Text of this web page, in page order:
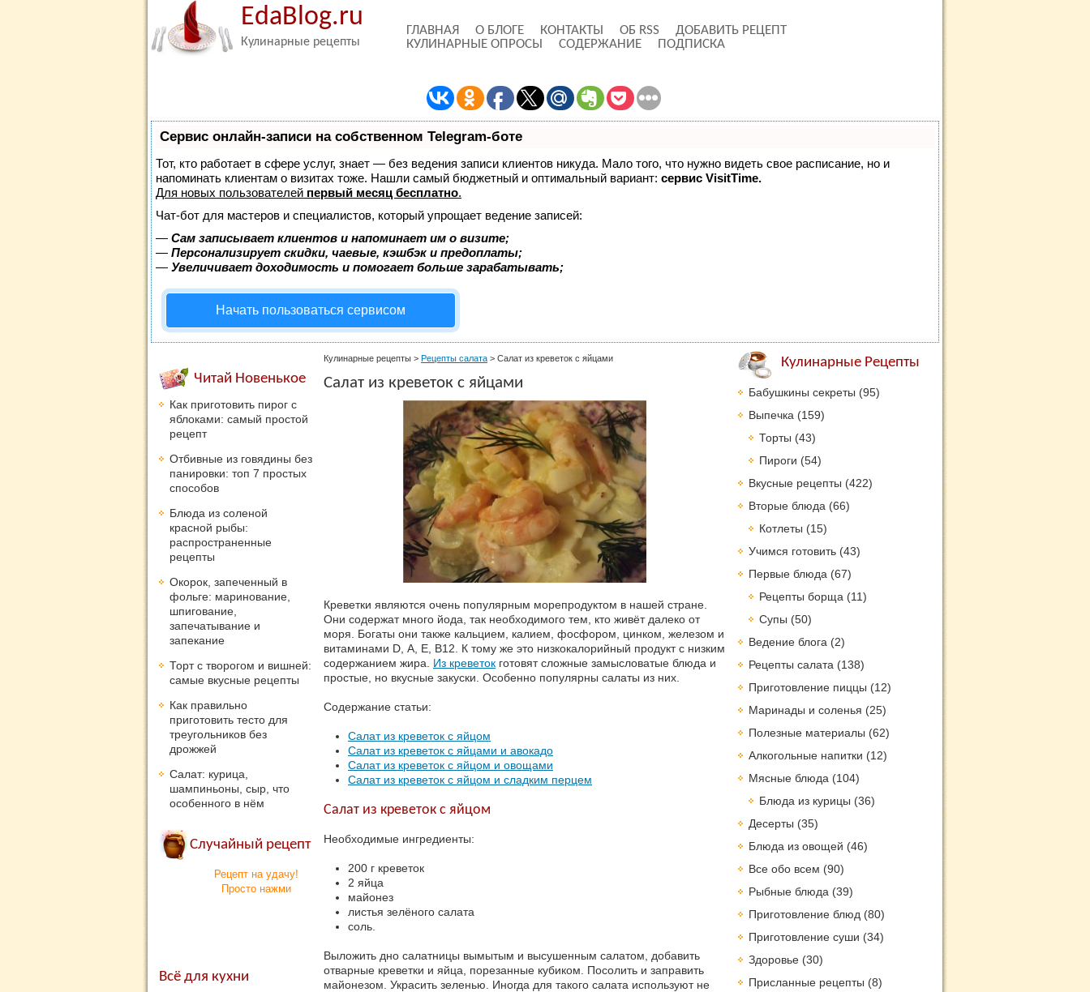
EdaBlog.ru
Кулинарные рецепты
ГЛАВНАЯ О БЛОГЕ КОНТАКТЫ ОБ RSS
ДОБАВИТЬ РЕЦЕПТ
КУЛИНАРНЫЕ ОПРОСЫ
СОДЕРЖАНИЕ ПОДПИСКА
Сервис онлайн-записи на собственном Telegram-боте
Тот, кто работает в сфере услуг, знает — без ведения записи клиентов никуда. Мало того, что нужно видеть свое расписание, но и
напоминать клиентам о визитах тоже. Нашли самый бюджетный и оптимальный вариант: сервис VisitTime.
Для новых пользователей первый месяц бесплатно.
Чат-бот для мастеров и специалистов, который упрощает ведение записей:
— Сам записывает клиентов и напоминает им о визите;
— Персонализирует скидки, чаевые, кэшбэк и предоплаты;
— Увеличивает доходимость и помогает больше зарабатывать;
Начать пользоваться сервисом
Кулинарные рецепты > Рецепты салата > Салат из креветок с яйцами
Салат из креветок с яйцами
Креветки являются очень популярным морепродуктом в нашей стране.
Они содержат много йода, так необходимого тем, кто живёт далеко от
моря. Богаты они также кальцием, калием, фосфором, цинком, железом и
витаминами D, А, Е, В12. К тому же это низкокалорийный продукт с низким
содержанием жира. Из креветок готовят сложные замысловатые блюда и
простые, но вкусные закуски. Особенно популярны салаты из них.
Содержание статьи:
Салат из креветок с яйцом
Салат из креветок с яйцами и авокадо
Салат из креветок с яйцом и овощами
Салат из креветок с яйцом и сладким перцем
Салат из креветок с яйцом
Необходимые ингредиенты:
200 г креветок
2 яйца
майонез
листья зелёного салата
соль.
Выложить дно салатницы вымытым и высушенным салатом, добавить
отварные креветки и яйца, порезанные кубиком. Посолить и заправить
майонезом. Украсить зеленью. Иногда для такого салата используют не
Читай Новенькое
Как приготовить пирог с
яблоками: самый простой
рецепт
Отбивные из говядины без
панировки: топ 7 простых
способов
Блюда из соленой
красной рыбы:
распространенные
рецепты
Окорок, запеченный в
фольге: маринование,
шпигование,
запечатывание и
запекание
Торт с творогом и вишней:
самые вкусные рецепты
Как правильно
приготовить тесто для
треугольников без
дрожжей
Салат: курица,
шампиньоны, сыр, что
особенного в нём
Случайный рецепт
Рецепт на удачу!
Просто нажми
Всё для кухни
Кулинарные Рецепты
Бабушкины секреты (95)
Выпечка (159)
Торты (43)
Пироги (54)
Вкусные рецепты (422)
Вторые блюда (66)
Котлеты (15)
Учимся готовить (43)
Первые блюда (67)
Рецепты борща (11)
Супы (50)
Ведение блога (2)
Рецепты салата (138)
Приготовление пиццы (12)
Маринады и соленья (25)
Полезные материалы (62)
Алкогольные напитки (12)
Мясные блюда (104)
Блюда из курицы (36)
Десерты (35)
Блюда из овощей (46)
Все обо всем (90)
Рыбные блюда (39)
Приготовление блюд (80)
Приготовление суши (34)
Здоровье (30)
Присланные рецепты (8)